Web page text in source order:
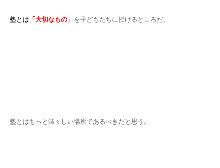
塾とは 「大切なもの」 を子どもたちに授けるところだ。
塾とはもっと清々しい場所であるべきだと思う。